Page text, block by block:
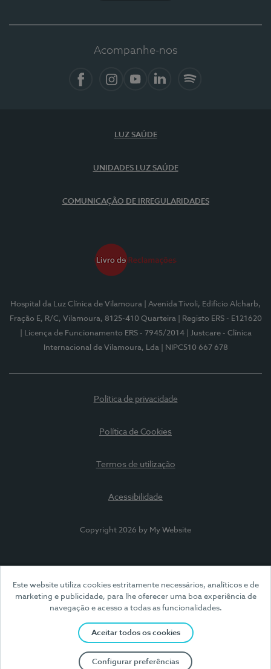
Este website utiliza cookies estritamente necessários, analíticos e de
marketing e publicidade, para lhe oferecer uma boa experiência de
navegação e acesso a todas as funcionalidades.
Aceitar todos os cookies
Configurar preferências
Acompanhe-nos
LUZ SAÚDE
UNIDADES LUZ SAÚDE
COMUNICAÇÃO DE IRREGULARIDADES
Hospital da Luz Clínica de Vilamoura
| Avenida Tivoli, Edifício Alcharb,
Fração E, R/C, Vilamoura, 8125-410 Quarteira
| Registo ERS - E121620
| Licença de Funcionamento ERS - 7945/2014
| Justcare - Clínica
Internacional de Vilamoura, Lda
| NIPC510 667 678
Política de privacidade
Política de Cookies
Termos de utilização
Acessibilidade
Copyright 2026 by My Website